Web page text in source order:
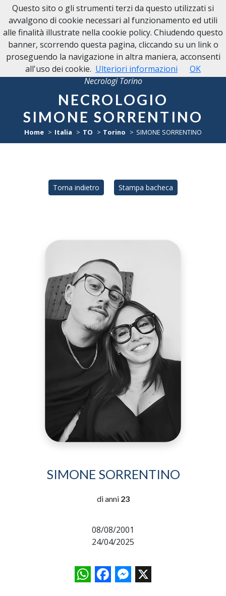
Necrologi Torino
NECROLOGIO
SIMONE SORRENTINO
Home Italia TO Torino SIMONE SORRENTINO
Torna indietro Stampa bacheca
SIMONE SORRENTINO
di anni 23
08/08/2001
24/04/2025
WhatsAppFacebookMessenger
X
Questo sito o gli strumenti terzi da questo utilizzati si
avvalgono di cookie necessari al funzionamento ed utili
alle finalità illustrate nella cookie policy. Chiudendo questo
banner, scorrendo questa pagina, cliccando su un link o
proseguendo la navigazione in altra maniera, acconsenti
all'uso dei cookie. Ulteriori informazioni OK